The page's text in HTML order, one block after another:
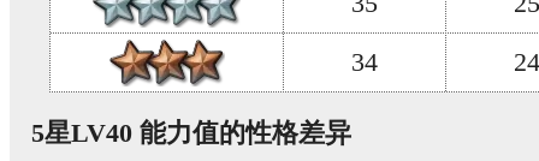
34
24
5星LV40 能力值的性格差异